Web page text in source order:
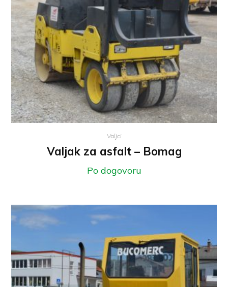
Valjci
Valjak za asfalt – Bomag
Po dogovoru